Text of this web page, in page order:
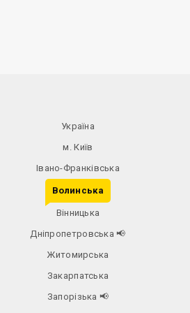
Україна
м. Київ
Івано-Франківська
Волинська
Вінницька
Дніпропетровська📢
Житомирська
Закарпатська
Запорізька 📢